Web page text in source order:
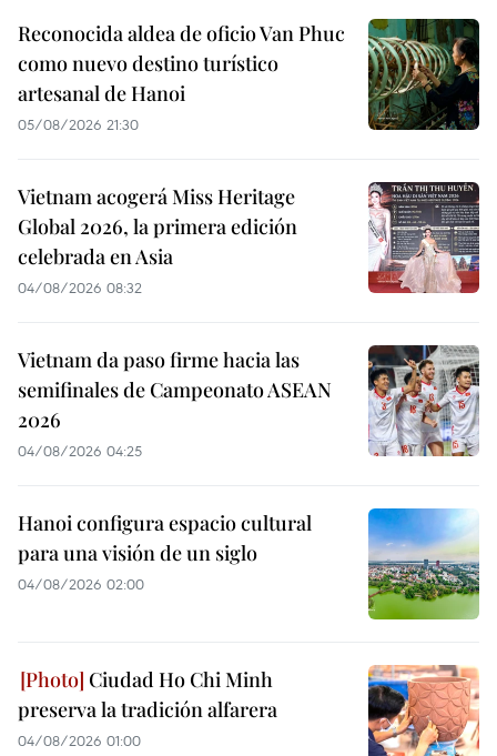
Reconocida aldea de oficio Van Phuc
como nuevo destino turístico
artesanal de Hanoi
05/08/2026 21:30
Vietnam acogerá Miss Heritage
Global 2026, la primera edición
celebrada en Asia
04/08/2026 08:32
Vietnam da paso firme hacia las
semifinales de Campeonato ASEAN
2026
04/08/2026 04:25
Hanoi configura espacio cultural
para una visión de un siglo
04/08/2026 02:00
Ciudad Ho Chi Minh
preserva la tradición alfarera
04/08/2026 01:00